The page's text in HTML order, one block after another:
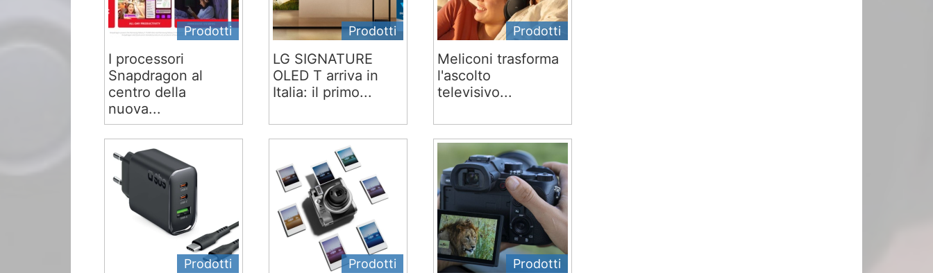
Prodotti
I processori
Snapdragon al
centro della
nuova...
Prodotti
LG SIGNATURE
OLED T arriva in
Italia: il primo...
Prodotti
Meliconi trasforma
l'ascolto
televisivo...
Prodotti Prodotti Prodotti